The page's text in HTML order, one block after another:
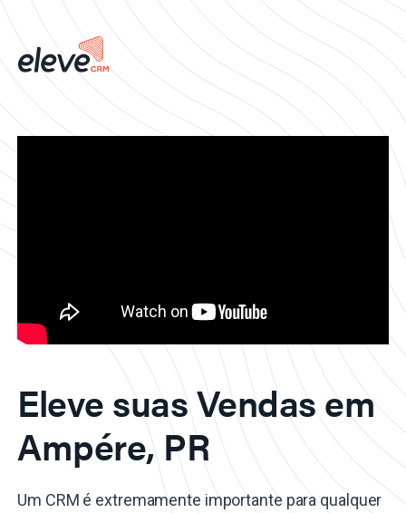
Eleve suas Vendas em
Ampére, PR
Um CRM é extremamente importante para qualquer